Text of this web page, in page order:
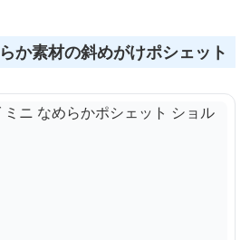
か素材の斜めがけポシェット